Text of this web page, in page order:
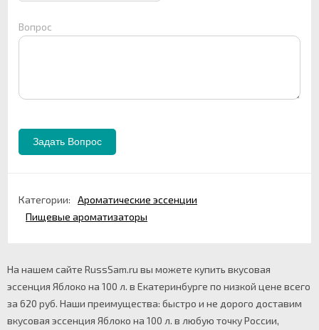
Вопрос
Категории:
Ароматические эссенции
Пищевые ароматизаторы
На нашем сайте RussSam.ru вы можете купить вкусовая
эссенция Яблоко на 100 л. в Екатеринбурге по низкой цене всего
за 620 руб. Наши преимущества: быстро и не дорого доставим
вкусовая эссенция Яблоко на 100 л. в любую точку России,